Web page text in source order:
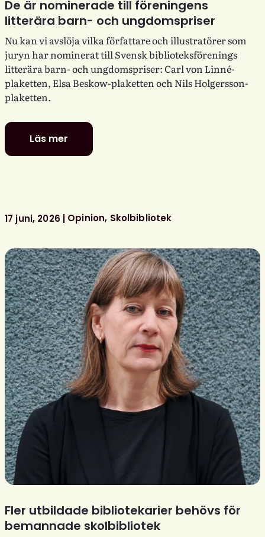
De är nominerade till föreningens
litterära barn- och ungdomspriser
Nu kan vi avslöja vilka författare och illustratörer som
juryn har nominerat till Svensk biblioteksförenings
litterära barn- och ungdomspriser: Carl von Linné-
plaketten, Elsa Beskow-plaketten och Nils Holgersson-
plaketten.
Läs mer
De
är
litterära
ungdomspriser
17 juni, 2026 Opinion Skolbibliotek
Fler utbildade bibliotekarier behövs för
bemannade skolbibliotek